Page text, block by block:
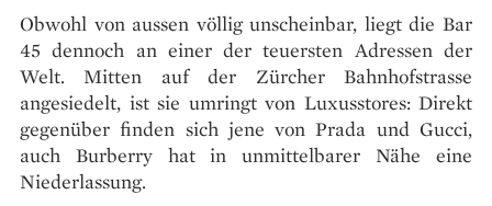
Obwohl von aussen völlig unscheinbar, liegt die Bar
45 dennoch an einer der teuersten Adressen der
Welt. Mitten auf der Zürcher Bahnhofstrasse
angesiedelt, ist sie umringt von Luxusstores: Direkt
gegenüber finden sich jene von Prada und Gucci,
auch Burberry hat in unmittelbarer Nähe eine
Niederlassung.